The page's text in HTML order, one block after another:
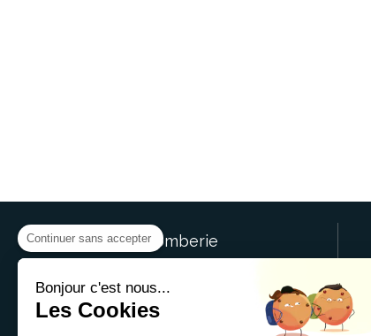
SR.Plomberie
Plomberie, Chauffage Val-de-
Marne (94)
Continuer sans accepter
Bonjour c'est nous...
Les Cookies